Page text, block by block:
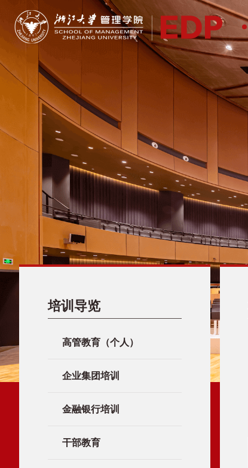
培训导览
高管教育（个人）
企业集团培训
金融银行培训
干部教育